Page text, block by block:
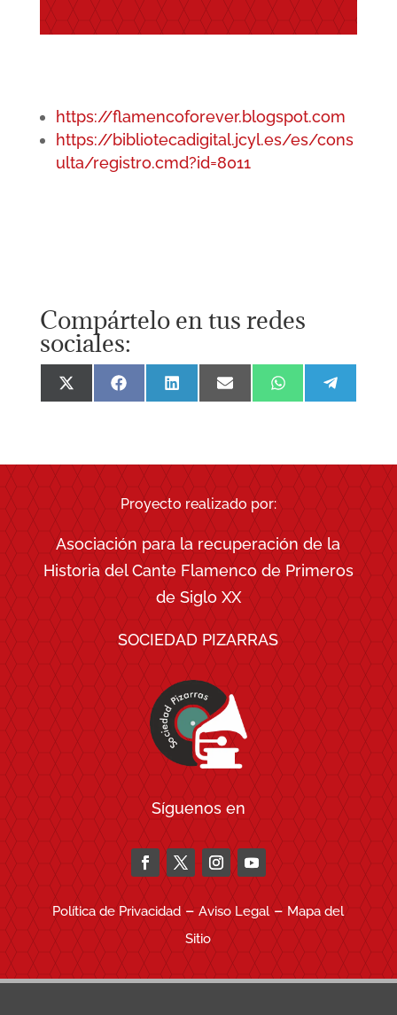
https://flamencoforever.blogspot.com
https://bibliotecadigital.jcyl.es/es/cons
ulta/registro.cmd?id=8011
Compártelo en tus redes
sociales:
Compartir
en
Compartir
en
Compartir
en
Compartir
en
Compartir
en
en
Proyecto realizado por:
Asociación para la recuperación de la
Historia del Cante Flamenco de Primeros
de Siglo XX
SOCIEDAD PIZARRAS
Síguenos en
Política de Privacidad–Aviso Legal– Mapa del
Sitio